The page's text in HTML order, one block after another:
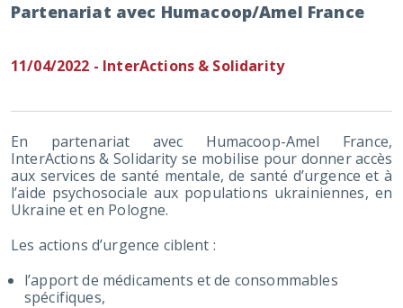
Partenariat avec Humacoop/Amel France
11/04/2022 - InterActions & Solidarity
En partenariat avec Humacoop-Amel France,
InterActions & Solidarity se mobilise pour donner accès
aux services de santé mentale, de santé d’urgence et à
l’aide psychosociale aux populations ukrainiennes, en
Ukraine et en Pologne.
Les actions d’urgence ciblent :
l’apport de médicaments et de consommables
spécifiques,